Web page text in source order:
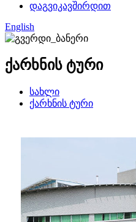
დაგვიკავშირდით
English
ქარხნის ტური
სახლი
ქარხნის ტური